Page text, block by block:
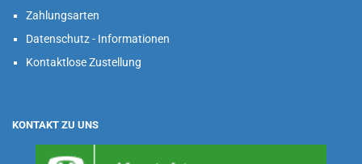
Zahlungsarten
Datenschutz - Informationen
Kontaktlose Zustellung
KONTAKT ZU UNS